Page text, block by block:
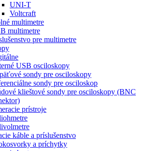
UNI-T
Voltcraft
multimetre
multimetre
pre multimetre
USB osciloskopy
sondy pre osciloskopy
sondy pre osciloskop
klieštové sondy pre osciloskopy (BNC
prístroje
káble a príslušenstvo
a príchytky